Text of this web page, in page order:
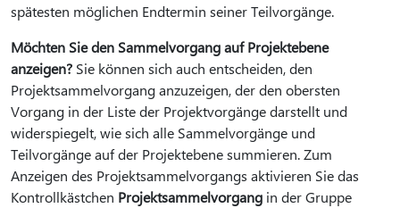
spätesten möglichen Endtermin seiner Teilvorgänge.
Möchten Sie den Sammelvorgang auf Projektebene
anzeigen? Sie können sich auch entscheiden, den
Projektsammelvorgang anzuzeigen, der den obersten
Vorgang in der Liste der Projektvorgänge darstellt und
widerspiegelt, wie sich alle Sammelvorgänge und
Teilvorgänge auf der Projektebene summieren. Zum
Anzeigen des Projektsammelvorgangs aktivieren Sie das
Kontrollkästchen Projektsammelvorgang in der Gruppe